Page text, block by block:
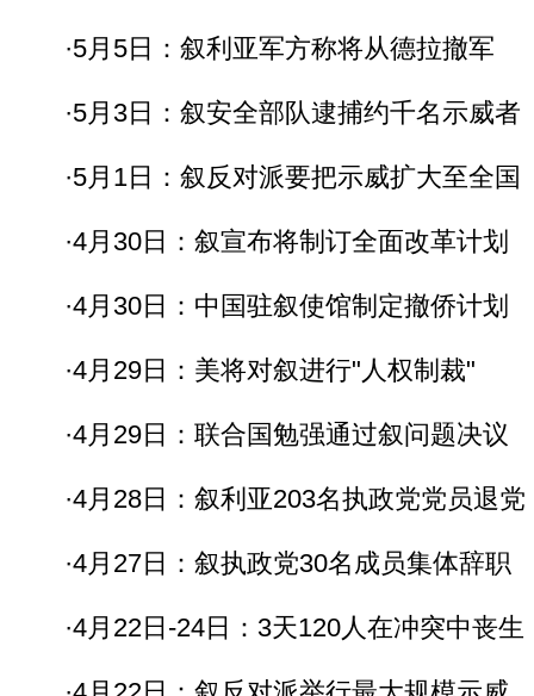
·5月5日：叙利亚军方称将从德拉撤军
·5月3日：叙安全部队逮捕约千名示威者
·5月1日：叙反对派要把示威扩大至全国
·4月30日：叙宣布将制订全面改革计划
·4月30日：中国驻叙使馆制定撤侨计划
·4月29日：美将对叙进行"人权制裁"
·4月29日：联合国勉强通过叙问题决议
·4月28日：叙利亚203名执政党党员退党
·4月27日：叙执政党30名成员集体辞职
·4月22日-24日：3天120人在冲突中丧生